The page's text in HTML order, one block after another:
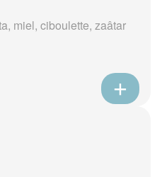
miel, ciboulette, zaâtar